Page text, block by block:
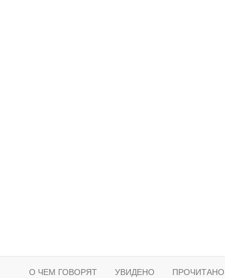
О ЧЕМ ГОВОРЯТ УВИДЕНО
ПРОЧИТАНО